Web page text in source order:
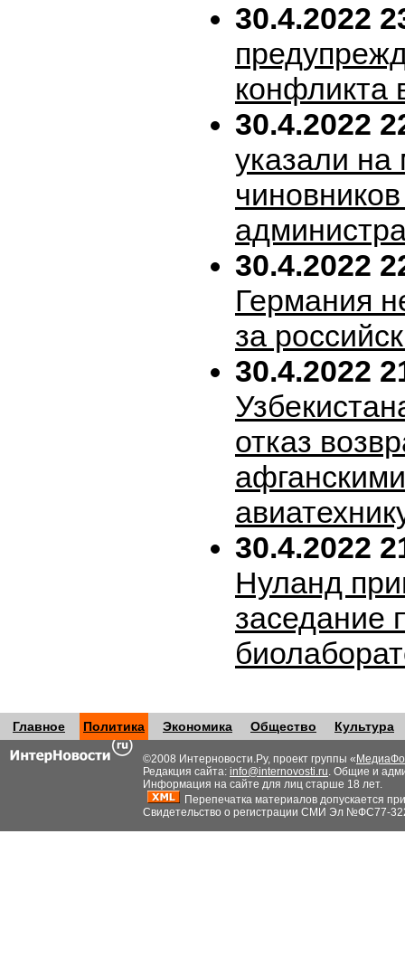
30.4.2022
конфликта
30.4.2022
указали на
30.4.2022
Германия
за
30.4.2022
отказ
30.4.2022
Нуланд
заседание
Главное Политика Экономика Общество Культура
©2008 Интерновости.Ру, проект группы «
Редакция сайта: info@internovosti.ru. Общие и
Информация на сайте для лиц старше 18 лет.
Перепечатка материалов допускается
Свидетельство о регистрации СМИ Эл №ФС77-